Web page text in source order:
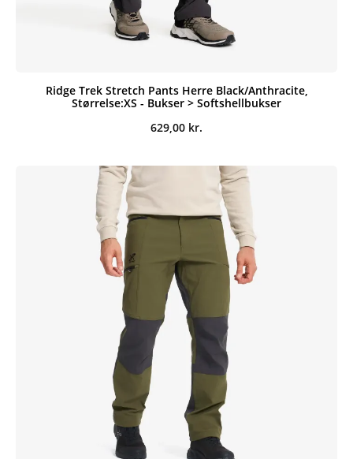
Ridge Trek Stretch Pants Herre Black/Anthracite,
Størrelse:XS - Bukser > Softshellbukser
629,00 kr.